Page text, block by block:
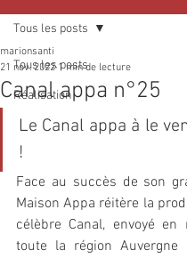
Tous les posts
Réalisation
Tous les posts
Canal appa n°25
marionsanti
21 nov. 2022 1 min de lecture
Le Canal appa à le
!
Face au succès de son
Maison Appa réitère la
célèbre Canal, envoyé en
toute la région Auvergne